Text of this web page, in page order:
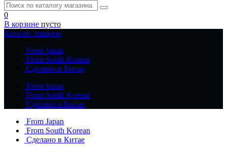
0
В корзине пусто
Каталог товаров
From Japan
From South Korean
Сделано в Китае
From Japan
From South Korean
Сделано в Китае
From Japan
From South Korean
Сделано в Китае